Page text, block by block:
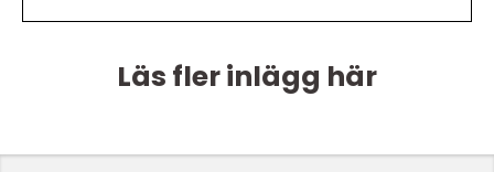
Läs fler inlägg här